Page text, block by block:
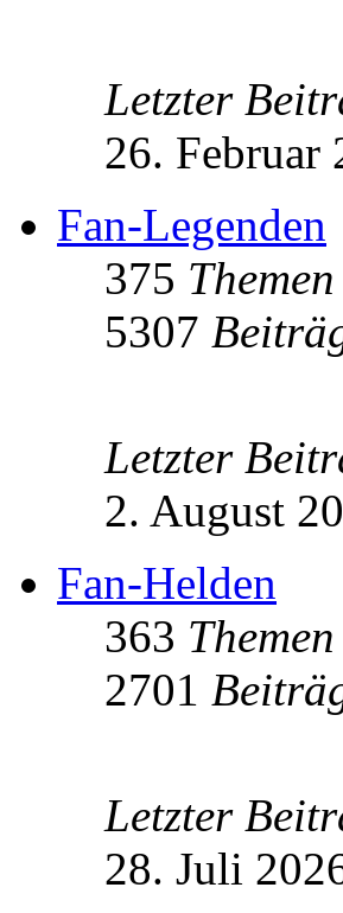
Letzter
26. Februar
Fan-Legenden
375 Themen
5307
Letzter
2. August
Fan-Helden
363 Themen
2701
Letzter
28. Juli